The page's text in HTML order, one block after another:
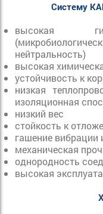
Систему
высокая
нейтральность)
высокая
устойчивость к
низкая
изоляционная
низкий вес
стойкость к
гашение
механическая
однородность
высокая